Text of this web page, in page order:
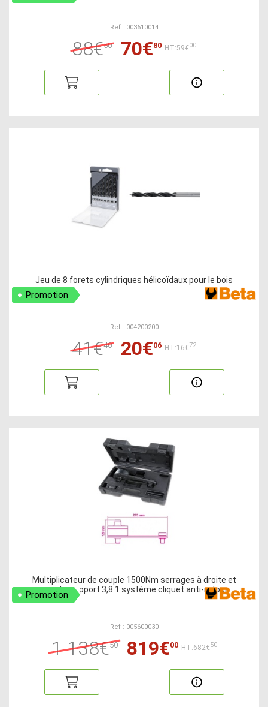
Ref : 003610014
88€50 70€80 HT:59€00
Jeu de 8 forets cylindriques hélicoïdaux pour le bois
Promotion
Ref : 004200200
41€40 20€06 HT:16€72
Multiplicateur de couple 1500Nm serrages à droite et
gauche rapport 3,8:1 système cliquet anti-retour
Promotion
Ref : 005600030
1 138€50 819€00 HT:682€50